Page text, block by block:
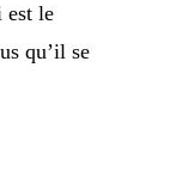
est le
qu’il se